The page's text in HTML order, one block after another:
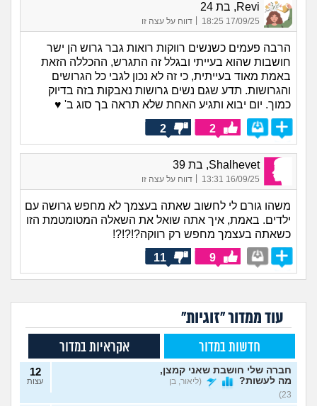
Revi, בת 24
17/09/25 18:25 דווח על עצה זו
הרבה פעמים כשנשים רווקות רואות גבר גרוש הן ישר
חושבות שהוא בעייתי ובגלל זה התגרש, ההכללה הזאת
באמת מאוד בעייתית, כי זה לא נכון לגבי כל הגרושים
והגרושות. תדע שגם נשים גרושות נאבקות בזה בדיוק
כמוך. יום יבוא ותגיע האחת שלא תראה בך סוג ב' ♥
2
2
Shalhevet, בת 39
16/09/25 13:31
| דווח על עצה זו
משהו גורם לי לחשוב שאתה בעצמך לא מחפש גרושה עם
ילדים. באמת, איך אתה שואל את השאלה המטומטמת הזו
כשאתה בעצמך מחפש רק רווקה?!?!?!
9
11
עוד ממדור "זוגיות"
חדשות במדור אקראיות במדור
חברה שלי חושבת שאני קמצן,
מה לעשות?
(ליאור, בן
23)
12
עצות